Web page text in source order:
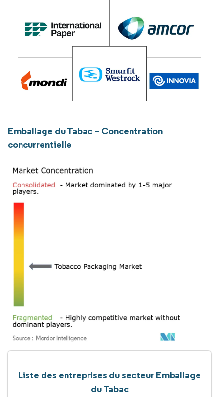
Emballage du Tabac – Concentration
concurrentielle
Liste des entreprises du secteur Emballage
du Tabac